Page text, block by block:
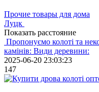
Прочие товары для дома
Луцк
Показать расстояние
Пропонуємо колоті та
камінів: Види деревини:
2025-06-20 23:03:23
147